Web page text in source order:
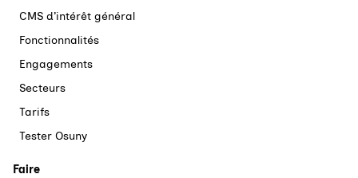
CMS d’intérêt général
Fonctionnalités
Engagements
Secteurs
Tarifs
Tester Osuny
Faire